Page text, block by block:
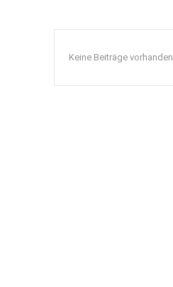
Keine Beiträge vorhanden